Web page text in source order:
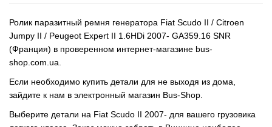
Ролик паразитный ремня генератора Fiat Scudo II / Citroen
Jumpy II / Peugeot Expert II 1.6HDi 2007- GA359.16 SNR
(Франция) в проверенном интернет-магазине bus-
shop.com.ua.
Если необходимо купить детали для не выходя из дома,
зайдите к нам в электронный магазин Bus-Shop.
Выберите детали на Fiat Scudo II 2007- для вашего грузовика